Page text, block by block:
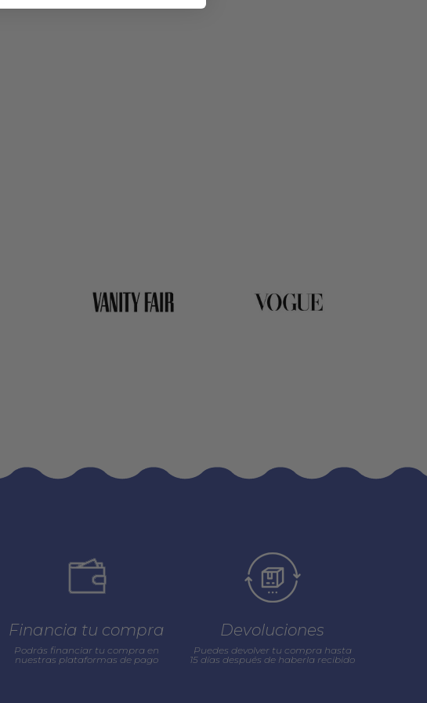
Financia tu compra
Podrás financiar tu compra en
nuestras plataformas de pago
Devoluciones
Puedes devolver tu compra hasta
15 días después de haberla recibido